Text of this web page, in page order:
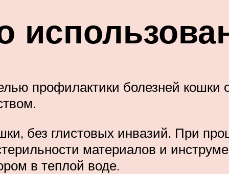
профилактики болезней кошки
без глистовых инвазий. При
материалов и
в теплой воде.